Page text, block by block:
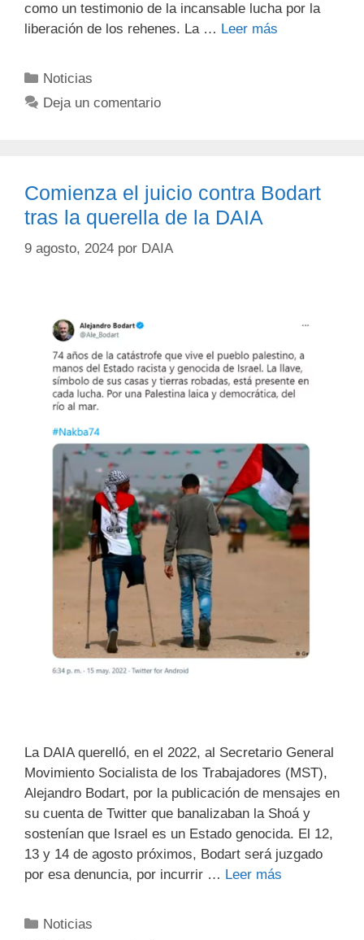
como un testimonio de la incansable lucha por la
liberación de los rehenes. La … Leer más
Noticias
Deja un comentario
Comienza el juicio contra Bodart
tras la querella de la DAIA
9 agosto, 2024 por DAIA
La DAIA querelló, en el 2022, al Secretario General
Movimiento Socialista de los Trabajadores (MST),
Alejandro Bodart, por la publicación de mensajes en
su cuenta de Twitter que banalizaban la Shoá y
sostenían que Israel es un Estado genocida. El 12,
13 y 14 de agosto próximos, Bodart será juzgado
por esa denuncia, por incurrir … Leer más
Noticias